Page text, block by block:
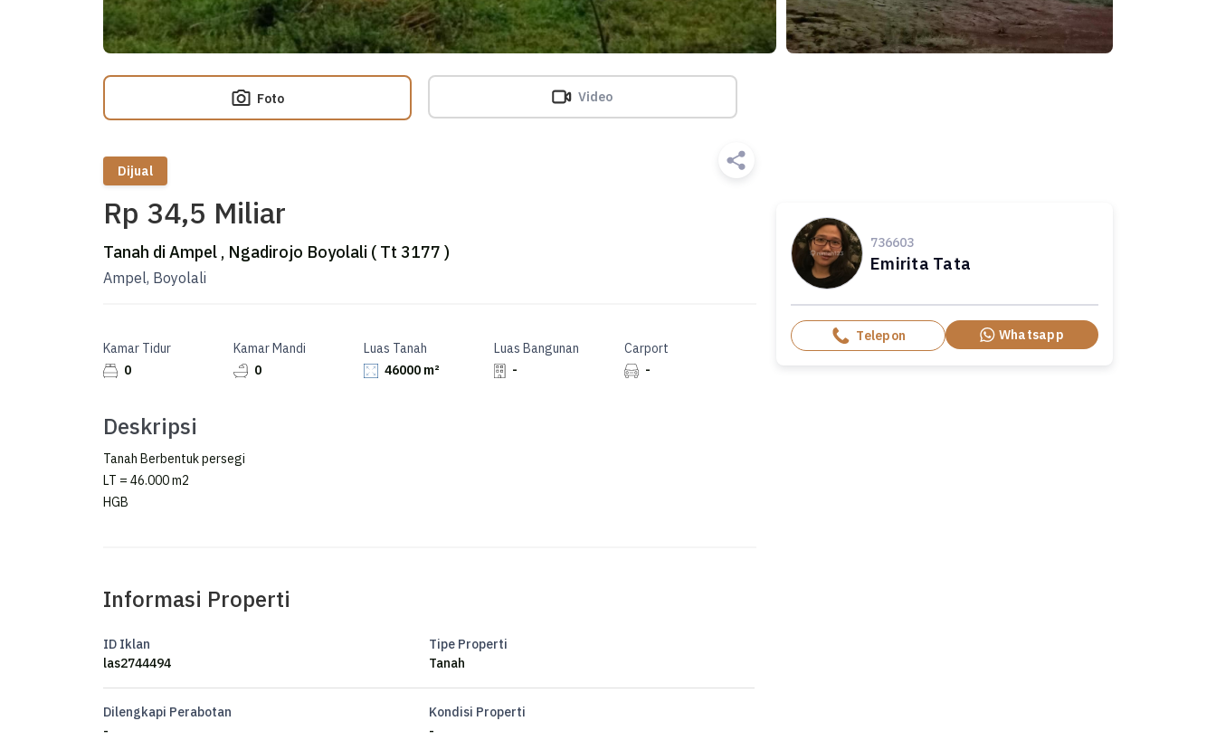
Foto Video
Dijual
Rp 34,5 Miliar
Tanah di Ampel , Ngadirojo Boyolali ( Tt 3177 )
Ampel, Boyolali
Kamar Tidur
0
Kamar Mandi
0
Luas Tanah
46000 m²
Luas Bangunan
-
Carport
-
Deskripsi
Tanah Berbentuk persegi
LT = 46.000 m2
HGB
Informasi Properti
ID Iklan
las2744494
Tipe Properti
Tanah
Dilengkapi Perabotan
-
Kondisi Properti
-
736603
Emirita Tata
Telepon Whatsapp